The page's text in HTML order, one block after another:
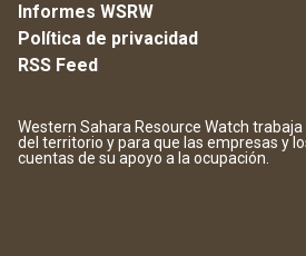
Informes WSRW
Política de privacidad
RSS Feed
Western Sahara Resource Watch
del territorio y para que las empresas y
cuentas de su apoyo a la ocupación.